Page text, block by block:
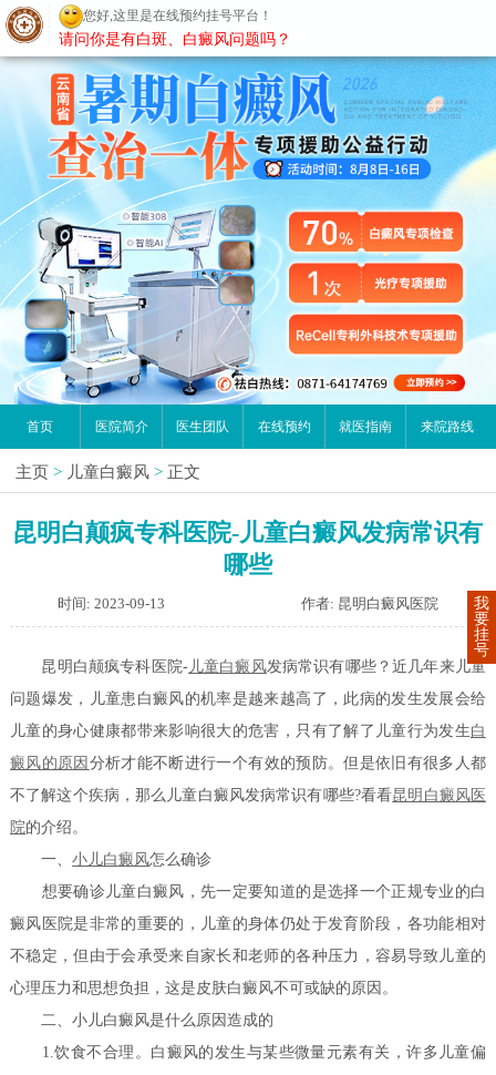
昆明白癜风医院
首页 医院简介 医生团队 在线预约 就医指南 来院路线
主页 > 儿童白癜风 > 正文
昆明白颠疯专科医院-儿童白癜风发病常识有
哪些
时间: 2023-09-13 作者: 昆明白癜风医院
昆明白颠疯专科医院-儿童白癜风发病常识有哪些？近几年来儿童
问题爆发，儿童患白癜风的机率是越来越高了，此病的发生发展会给
儿童的身心健康都带来影响很大的危害，只有了解了儿童行为发生白
癜风的原因 分析才能不断进行一个有效的预防。但是依旧有很多人都
不了解这个疾病，那么儿童白癜风发病常识有哪些?看看昆明白癜风医
院的介绍。
一、小儿白癜风怎么确诊
想要确诊儿童白癜风，先一定要知道的是选择一个正规专业的白
癜风医院是非常的重要的，儿童的身体仍处于发育阶段，各功能相对
不稳定，但由于会承受来自家长和老师的各种压力，容易导致儿童的
心理压力和思想负担，这是皮肤白癜风不可或缺的原因。
二、小儿白癜风是什么原因造成的
1.饮食不合理。白癜风的发生与某些微量元素有关，许多儿童偏
我
要
挂
号
您好,这里是在线预约挂号平台！
请问你是有白斑、白癜风问题吗？